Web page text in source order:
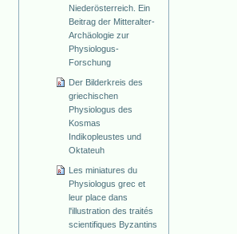
Niederösterreich. Ein
Beitrag der Mitteralter-
Archäologie zur
Physiologus-
Forschung
Der Bilderkreis des
griechischen
Physiologus des
Kosmas
Indikopleustes und
Oktateuh
Les miniatures du
Physiologus grec et
leur place dans
l'illustration des traités
scientifiques Byzantins